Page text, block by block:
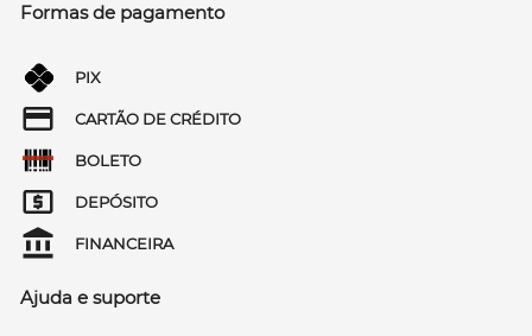
Formas de pagamento
PIX
CARTÃO DE CRÉDITO
BOLETO
DEPÓSITO
FINANCEIRA
Ajuda e suporte